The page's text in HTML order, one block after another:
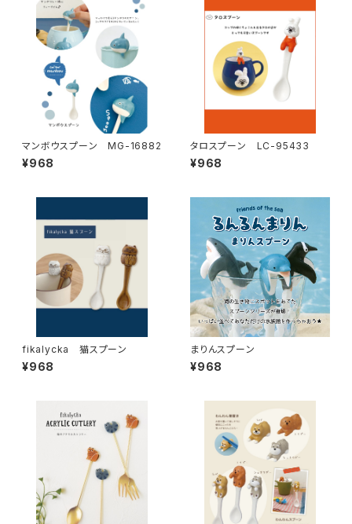
マンボウスプーン MG-16882
¥968
タロスプーン LC-95433
¥968
fikalycka 猫スプーン
¥968
まりんスプーン
¥968